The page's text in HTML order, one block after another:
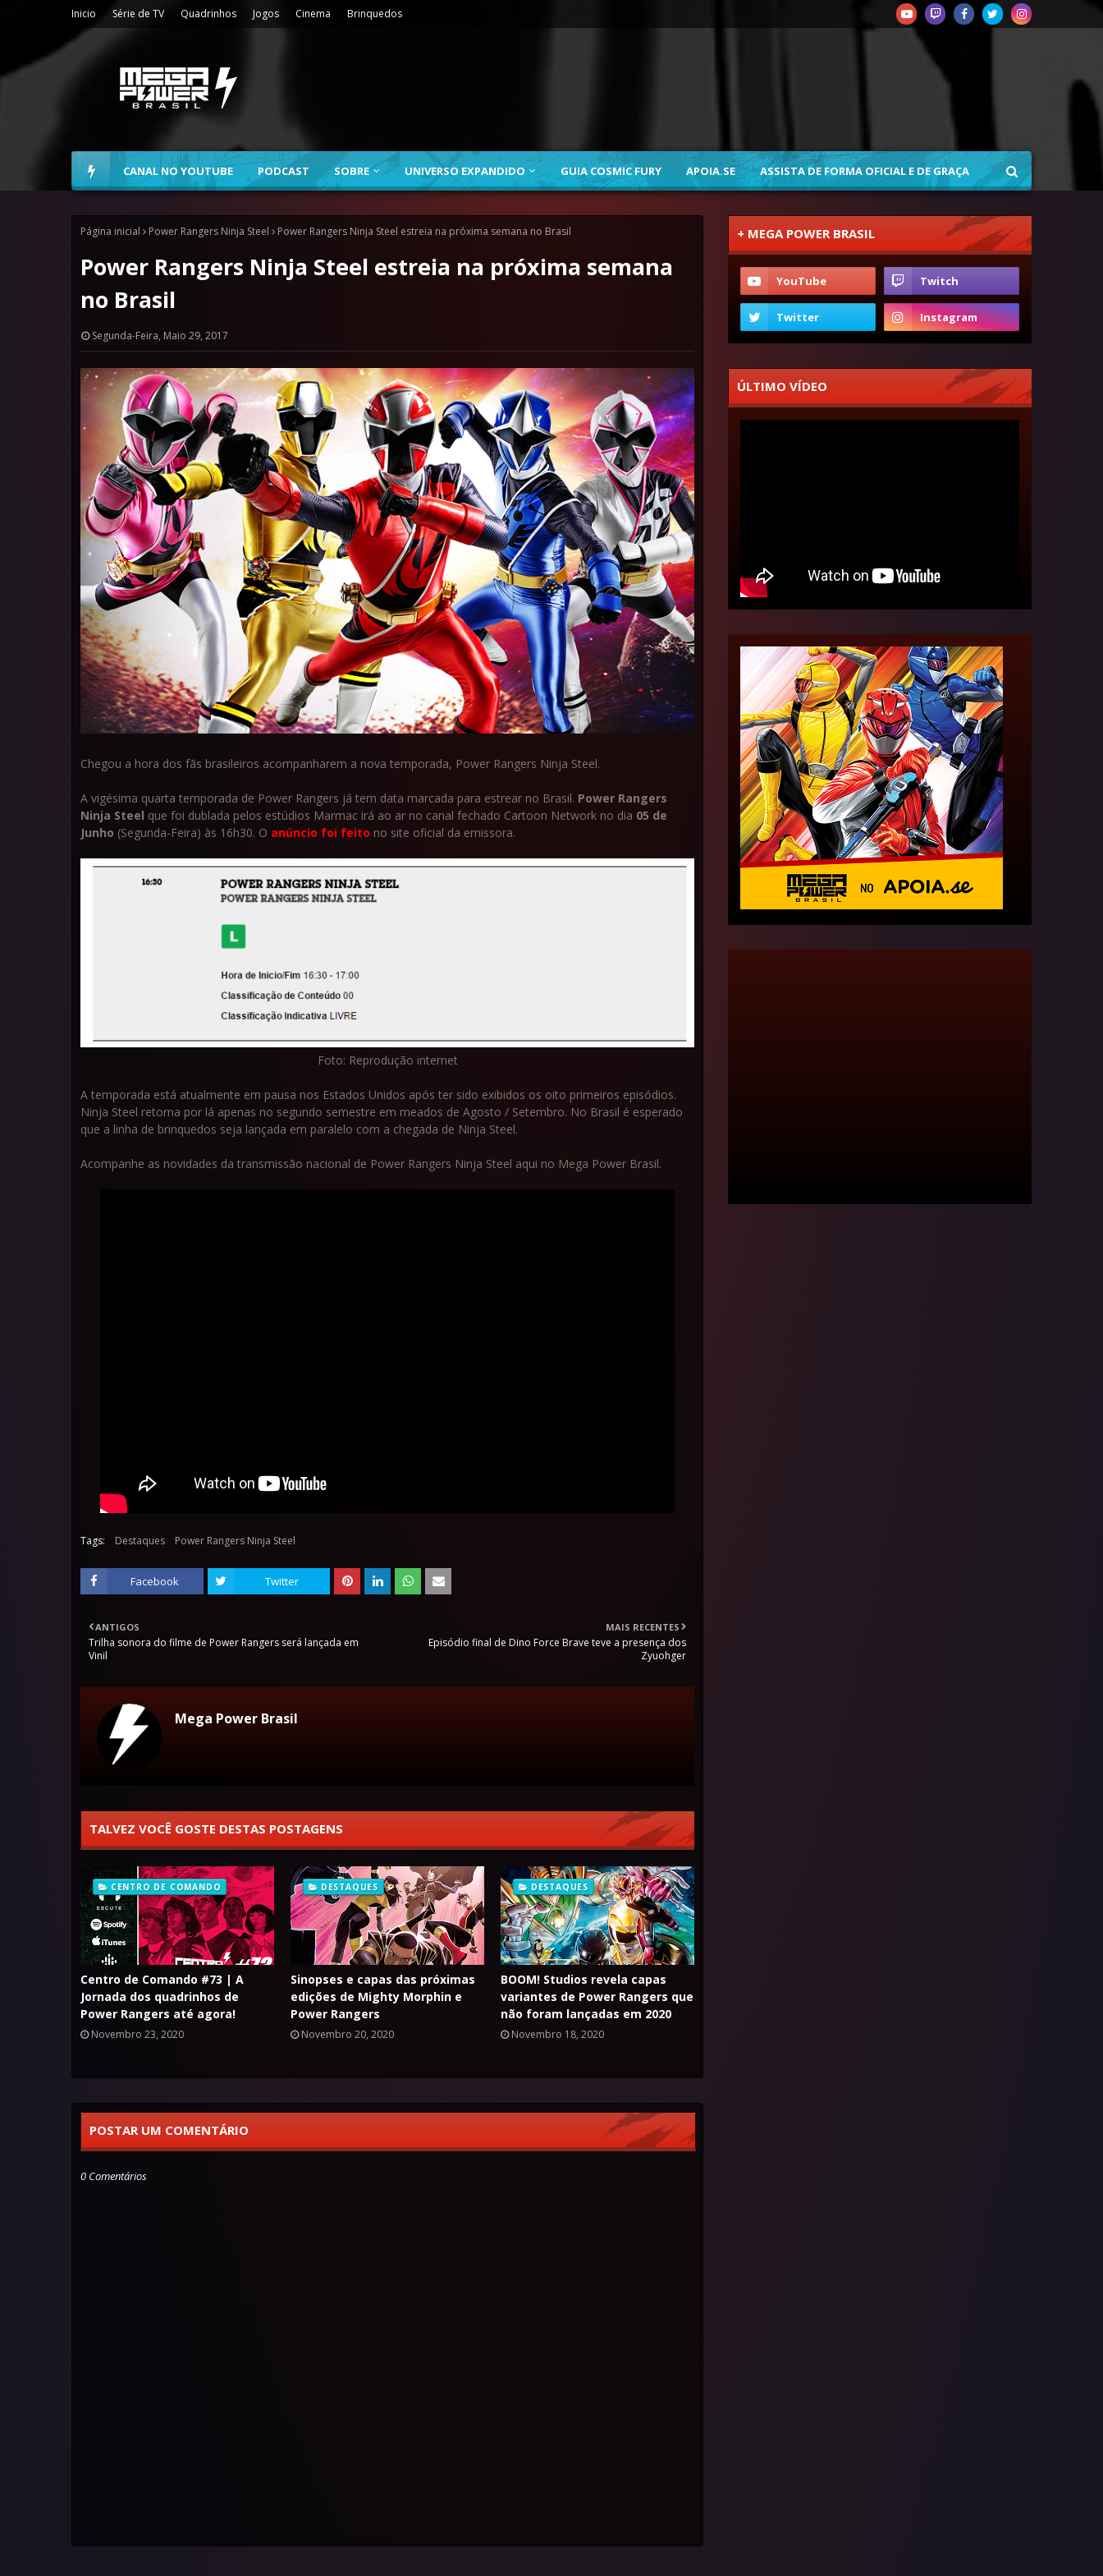
Inicio Série de TV Quadrinhos Jogos Cinema Brinquedos
CANAL NO YOUTUBE PODCAST SOBRE UNIVERSO EXPANDIDO GUIA COSMIC FURY APOIA.SE ASSISTA DE FORMA OFICIAL E DE GRAÇA
Página inicial Power Rangers Ninja Steel Power Rangers Ninja Steel estreia na próxima semana no Brasil
Power Rangers Ninja Steel estreia na próxima semana
no Brasil
Segunda-Feira, Maio 29, 2017
Chegou a hora dos fãs brasileiros acompanharem a nova temporada, Power Rangers Ninja Steel.
A vigésima quarta temporada de Power Rangers já tem data marcada para estrear no Brasil. Power Rangers
Ninja Steel que foi dublada pelos estúdios Marmac irá ao ar no canal fechado Cartoon Network no dia 05 de
Junho (Segunda-Feira) às 16h30. O anúncio foi feito no site oficial da emissora.
Foto: Reprodução internet
A temporada está atualmente em pausa nos Estados Unidos após ter sido exibidos os oito primeiros episódios.
Ninja Steel retorna por lá apenas no segundo semestre em meados de Agosto / Setembro. No Brasil é esperado
que a linha de brinquedos seja lançada em paralelo com a chegada de Ninja Steel.
Acompanhe as novidades da transmissão nacional de Power Rangers Ninja Steel aqui no Mega Power Brasil.
Tags: Destaques Power Rangers Ninja Steel
Facebook Twitter
MAIS RECENTES
Episódio final de Dino Force Brave teve a presença dos
Zyuohger
ANTIGOS
Trilha sonora do filme de Power Rangers será lançada em
Vinil
Mega Power Brasil
TALVEZ VOCÊ GOSTE DESTAS POSTAGENS
CENTRO DE COMANDO
Centro de Comando #73 | A
Jornada dos quadrinhos de
Power Rangers até agora!
Novembro 23, 2020
DESTAQUES
Sinopses e capas das próximas
edições de Mighty Morphin e
Power Rangers
Novembro 20, 2020
DESTAQUES
BOOM! Studios revela capas
variantes de Power Rangers que
não foram lançadas em 2020
Novembro 18, 2020
POSTAR UM COMENTÁRIO
0 Comentários
+ MEGA POWER BRASIL
ÚLTIMO VÍDEO